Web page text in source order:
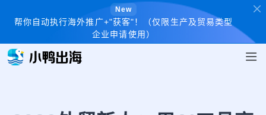
New
帮你自动执行海外推广+"获客"！（仅限生产及贸易类型
企业申请使用）